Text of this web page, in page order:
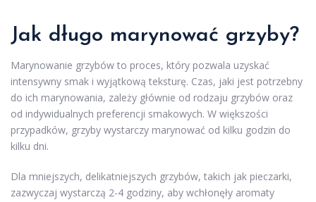
Jak długo marynować grzyby?
Marynowanie grzybów to proces, który pozwala uzyskać
intensywny smak i wyjątkową teksturę. Czas, jaki jest potrzebny
do ich marynowania, zależy głównie od rodzaju grzybów oraz
od indywidualnych preferencji smakowych. W większości
przypadków, grzyby wystarczy marynować od kilku godzin do
kilku dni.
Dla mniejszych, delikatniejszych grzybów, takich jak pieczarki,
zazwyczaj wystarczą 2-4 godziny, aby wchłonęły aromaty